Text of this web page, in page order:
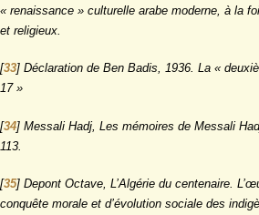
« renaissance » culturelle arabe moderne, à la
et religieux.
[33] Déclaration de Ben Badis, 1936. La «
17 »
[34] Messali Hadj, Les mémoires de Messali
113.
[35] Depont Octave, L’Algérie du centenaire.
conquête morale et d’évolution sociale des